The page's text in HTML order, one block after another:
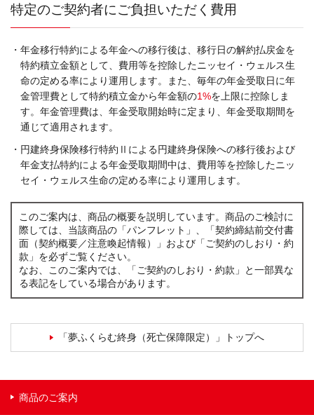
特定のご契約者にご負担いただく費用
・年金移行特約による年金への移行後は、移行日の解約払戻金を
特約積立金額として、費用等を控除したニッセイ・ウェルス生
命の定める率により運用します。また、毎年の年金受取日に年
金管理費として特約積立金から年金額の1%を上限に控除しま
す。年金管理費は、年金受取開始時に定まり、年金受取期間を
通じて適用されます。
・円建終身保険移行特約Ⅱによる円建終身保険への移行後および
年金支払特約による年金受取期間中は、費用等を控除したニッ
セイ・ウェルス生命の定める率により運用します。
このご案内は、商品の概要を説明しています。商品のご検討に
際しては、当該商品の「パンフレット」、「契約締結前交付書
面（契約概要／注意喚起情報）」および「ご契約のしおり・約
款」を必ずご覧ください。
なお、このご案内では、「ご契約のしおり・約款」と一部異な
る表記をしている場合があります。
「夢ふくらむ終身（死亡保障限定）」トップへ
商品のご案内